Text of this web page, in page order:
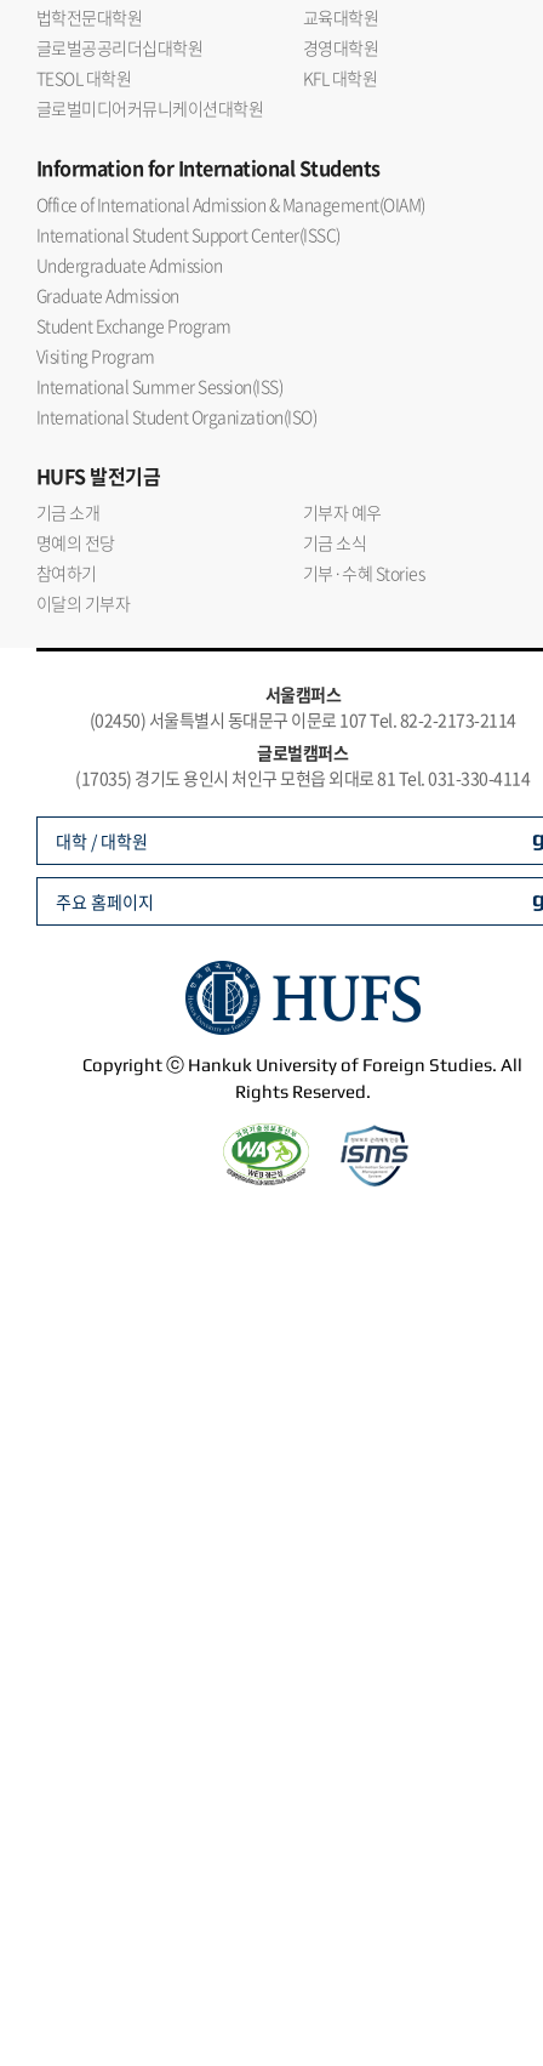
법학전문대학원
교육대학원
글로벌공공리더십대학원
경영대학원
TESOL 대학원
KFL 대학원
글로벌미디어커뮤니케이션대학원
Informationfor International Students
Office of International Admission & Management(OIAM)
International Student Support Center(ISSC)
Undergraduate Admission
Graduate Admission
Student Exchange Program
Visiting Program
International Summer Session(ISS)
International Student Organization(ISO)
HUFS발전기금
기금 소개
기부자 예우
명예의 전당
기금 소식
참여하기
기부·수혜 Stories
이달의 기부자
서울캠퍼스
(02450) 서울특별시 동대문구 이문로 107 Tel. 82-2-2173-2114
글로벌캠퍼스
(17035) 경기도 용인시 처인구 모현읍 외대로 81 Tel. 031-330-4114
Copyright ⓒ Hankuk University of Foreign Studies. All
Rights Reserved.
대학 / 대학원
주요 홈페이지